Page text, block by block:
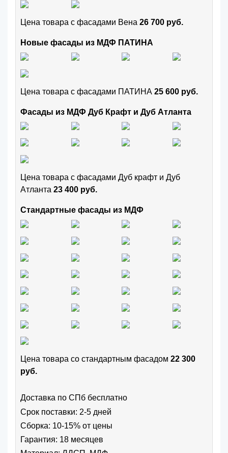
Цена товара с фасадами Вена 26 700 руб.
Новые фасады из МДФ ПАТИНА
Цена товара с фасадами ПАТИНА 25 600 руб.
Фасады из МДФ Дуб Крафт и Дуб Атланта
Цена товара с фасадами Дуб крафт и Дуб
Атланта 23 400 руб.
Стандартные фасады из МДФ
Цена товара cо стандартным фасадом 22 300
руб.
Доставка по СПб бесплатно
Срок поставки: 2-5 дней
Сборка: 10-15% от цены
Гарантия: 18 месяцев